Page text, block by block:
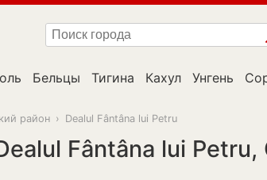
Бельцы Тигина Кахул Унгень
район › Dealul Fântâna lui Petru
Fântâna lui